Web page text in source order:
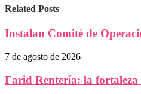
Related Posts
Instalan Comité de
7 de agosto de 2026
Farid Rentería: la fortaleza